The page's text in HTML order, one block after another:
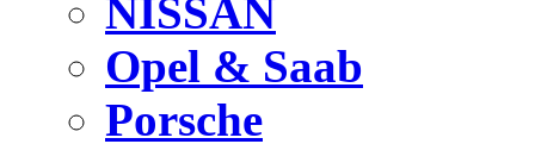
NISSAN
Opel & Saab
Porsche